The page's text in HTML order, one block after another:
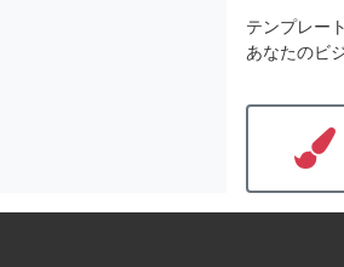
テンプレー
あなたのビ